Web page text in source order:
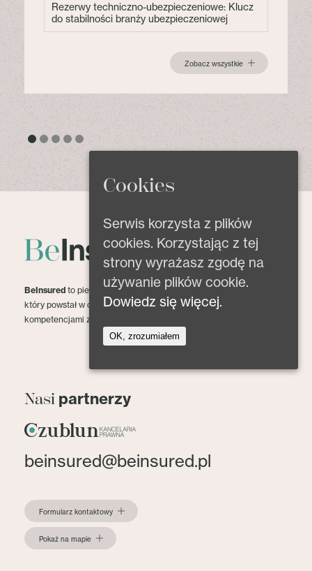
Rezerwy techniczno-ubezpieczeniowe: Klucz
do stabilności branży ubezpieczeniowej
Zobacz wszystkie
BeInsured to pierwszy na polskim rynku portal,
który powstał w celu dzielenia się wiedzą oraz
kompetencjami z zakresu ubezpieczeń.
Nasi partnerzy
beinsured@beinsured.pl
Formularz kontaktowy
Pokaż na mapie
Cookies
Serwis korzysta z plików
cookies. Korzystając z tej
strony wyrażasz zgodę na
używanie plików cookie.
Dowiedz się więcej.
OK, zrozumiałem